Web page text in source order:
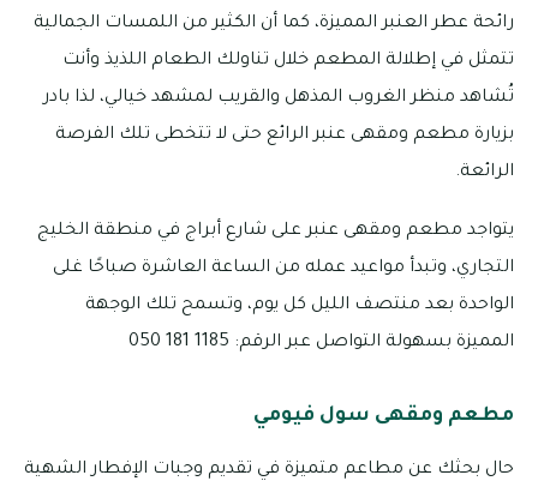
رائحة عطر العنبر المميزة، كما أن الكثير من اللمسات الجمالية
تتمثل في إطلالة المطعم خلال تناولك الطعام اللذيذ وأنت
تُشاهد منظر الغروب المذهل والقريب لمشهد خيالي، لذا بادر
بزيارة مطعم ومقهى عنبر الرائع حتى لا تتخطى تلك الفرصة
الرائعة.
يتواجد مطعم ومقهى عنبر على شارع أبراج في منطقة الخليج
التجاري، وتبدأ مواعيد عمله من الساعة العاشرة صباحًا غلى
الواحدة بعد منتصف الليل كل يوم، وتسمح تلك الوجهة
المميزة بسهولة التواصل عبر الرقم: 1185 181 050
مطعم ومقهى سول فيومي
حال بحثك عن مطاعم متميزة في تقديم وجبات الإفطار الشهية